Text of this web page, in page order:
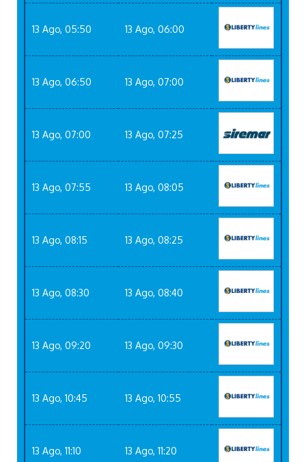
13 Ago, 05:50 13 Ago, 06:00
13 Ago, 06:50 13 Ago, 07:00
13 Ago, 07:00 13 Ago, 07:25
13 Ago, 07:55 13 Ago, 08:05
13 Ago, 08:15 13 Ago, 08:25
13 Ago, 08:30 13 Ago, 08:40
13 Ago, 09:20 13 Ago, 09:30
13 Ago, 10:45 13 Ago, 10:55
13 Ago, 11:10 13 Ago, 11:20